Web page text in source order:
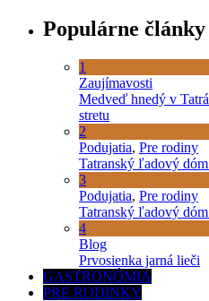
Populárne články
1
Zaujímavosti
Medveď hnedý v
stretu
2
Podujatia, Pre rodiny
Tatranský ľadový
3
Podujatia, Pre rodiny
Tatranský ľadový
4
Blog
Prvosienka jarná lieči
GASTRONÓMIA
PRE RODINKY